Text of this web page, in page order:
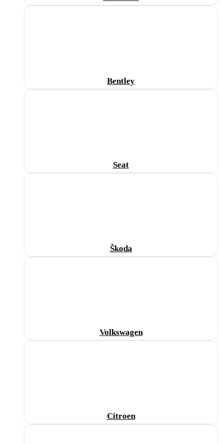
Bentley
Seat
Škoda
Volkswagen
Citroen